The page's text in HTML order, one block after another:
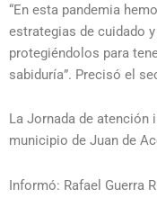
“En esta pandemia
estrategias de cuidado
protegiéndolos para
sabiduría”. Precisó el
La Jornada de atención
municipio de Juan de
Informó: Rafael Guerra R